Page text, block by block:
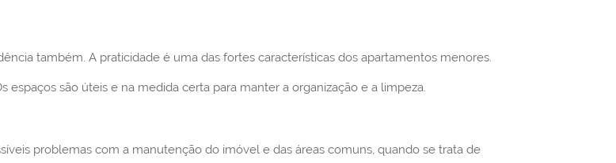
também. A praticidade é uma das fortes características dos apartamentos menores.
espaços são úteis e na medida certa para manter a organização e a limpeza.
problemas com a manutenção do imóvel e das áreas comuns, quando se trata de